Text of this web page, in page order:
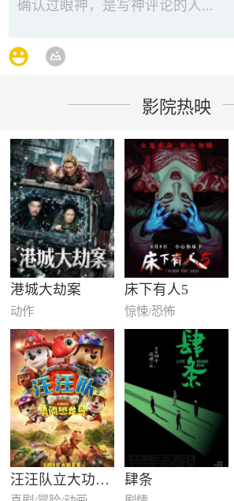
影院热映
港城大劫案
动作
床下有人5
惊悚/恐怖
汪汪队立大功大电影3：勇闯恐龙…
肆条